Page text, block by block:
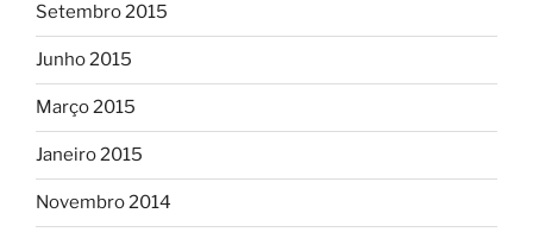
Setembro 2015
Junho 2015
Março 2015
Janeiro 2015
Novembro 2014